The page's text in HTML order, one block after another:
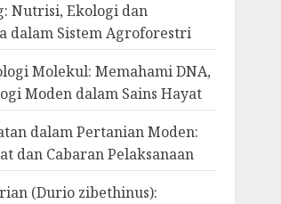
Nutrisi, Ekologi dan
dalam Sistem Agroforestri
Molekul: Memahami DNA,
Moden dalam Sains Hayat
dalam Pertanian Moden:
dan Cabaran Pelaksanaan
(Durio zibethinus):